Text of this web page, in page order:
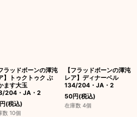
ラッドボーンの渾沌
】トゥクトゥク ぶ
ます大玉
204・JA・2
(税込)
数 10個
【フラッドボーンの渾沌
レア】ディナーベル
134/204・JA・2
50円(税込)
在庫数 4個